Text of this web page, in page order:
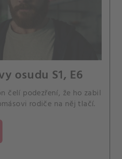
osudu S1, E6
čelí podezření, že ho zabil
rodiče na něj tlačí.